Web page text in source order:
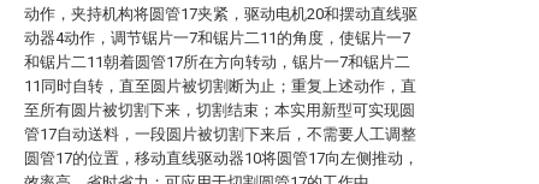
动作，夹持机构将圆管17夹紧，驱动电机20和摆动直线驱
动器4动作，调节锯片一7和锯片二11的角度，使锯片一7
和锯片二11朝着圆管17所在方向转动，锯片一7和锯片二
11同时自转，直至圆片被切割断为止；重复上述动作，直
至所有圆片被切割下来，切割结束；本实用新型可实现圆
管17自动送料，一段圆片被切割下来后，不需要人工调整
圆管17的位置，移动直线驱动器10将圆管17向左侧推动，